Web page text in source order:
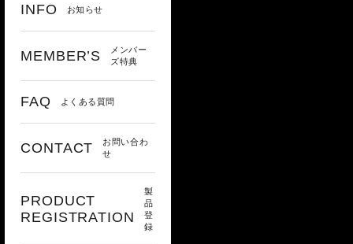
INFO お知らせ
MEMBER’S
メンバー
ズ特典
FAQ よくある質問
CONTACT
お問い合わ
せ
PRODUCT
REGISTRATION
製
品
登
録